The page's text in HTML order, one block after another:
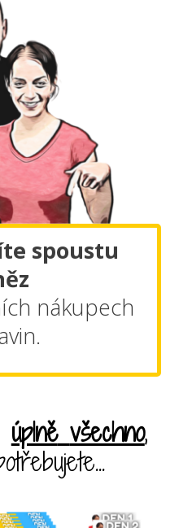
spoustu
nákupech
úplně všechno,